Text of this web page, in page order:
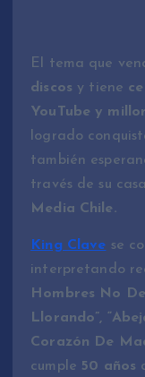
El tema que
discos y tiene
YouTube y
logrado
también
través de su
Media Chile.
King Clave se
interpretando
Hombres No
Llorando”,
Corazón De
cumple 50 años